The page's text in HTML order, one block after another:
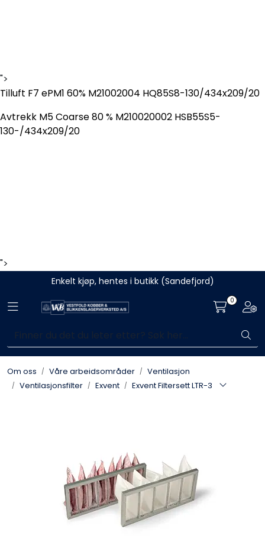
">
Tilluft F7 ePM1 60% M21002004 HQ85S8-130/434x209/20
Avtrekk M5 Coarse 80 % M210020002 HSB55S5-
130-/434x209/20
">
Enkelt kjøp, hentes i butikk (Sandefjord)
Toggle navigation 0
Om oss Våre arbeidsområder
Ventilasjon
Ventilasjonsfilter
Exvent Exvent Filtersett LTR-3